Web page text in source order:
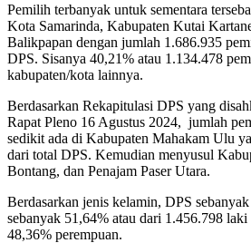
Pemilih terbanyak untuk sementara
Kota Samarinda, Kabupaten Kutai
Balikpapan dengan jumlah 1.686.935
DPS. Sisanya 40,21% atau 1.134.478
kabupaten/kota lainnya.
Berdasarkan Rekapitulasi DPS yang
Rapat Pleno 16 Agustus 2024, jumlah
sedikit ada di Kabupaten Mahakam Ulu
dari total DPS. Kemudian menyusul
Bontang, dan Penajam Paser Utara.
Berdasarkan jenis kelamin, DPS
sebanyak 51,64% atau dari 1.456.798
48,36% perempuan.